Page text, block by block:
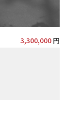
3,300,000円